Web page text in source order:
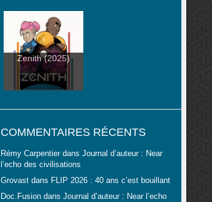
Zenith (2025)
COMMENTAIRES RÉCENTS
Rémy Carpentierdans Journal d’auteur : Near
l’echo des civilisations
Grovastdans FLIP 2026 : 40 ans c’est bouillant
Doc.Fusiondans Journal d’auteur : Near l’echo